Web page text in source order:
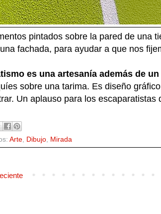
pintados sobre la pared de una
fachada, para ayudar a que nos
es una artesanía además de
sobre una tarima. Es diseño
Un aplauso para los escaparatistas
Arte, Dibujo, Mirada